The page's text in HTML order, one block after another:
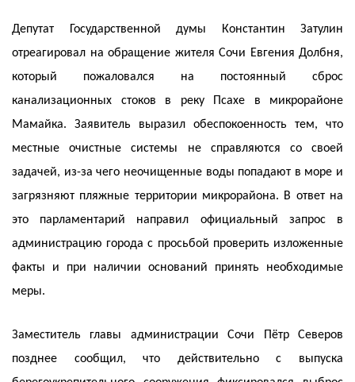
Депутат Государственной думы Константин Затулин
отреагировал на обращение жителя Сочи Евгения Долбня,
который пожаловался на постоянный сброс
канализационных стоков в реку Псахе в микрорайоне
Мамайка. Заявитель выразил обеспокоенность тем, что
местные очистные системы не справляются со своей
задачей, из-за чего неочищенные воды попадают в море и
загрязняют пляжные территории микрорайона. В ответ на
это парламентарий направил официальный запрос в
администрацию города с просьбой проверить изложенные
факты и при наличии оснований принять необходимые
меры.
Заместитель главы администрации Сочи Пётр Северов
позднее сообщил, что действительно с выпуска